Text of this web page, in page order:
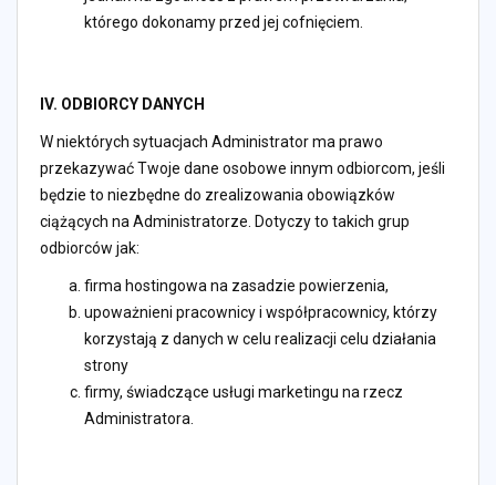
którego dokonamy przed jej cofnięciem.
IV. ODBIORCY DANYCH
W niektórych sytuacjach Administrator ma prawo
przekazywać Twoje dane osobowe innym odbiorcom, jeśli
będzie to niezbędne do zrealizowania obowiązków
ciążących na Administratorze. Dotyczy to takich grup
odbiorców jak:
firma hostingowa na zasadzie powierzenia,
upoważnieni pracownicy i współpracownicy, którzy
korzystają z danych w celu realizacji celu działania
strony
firmy, świadczące usługi marketingu na rzecz
Administratora.